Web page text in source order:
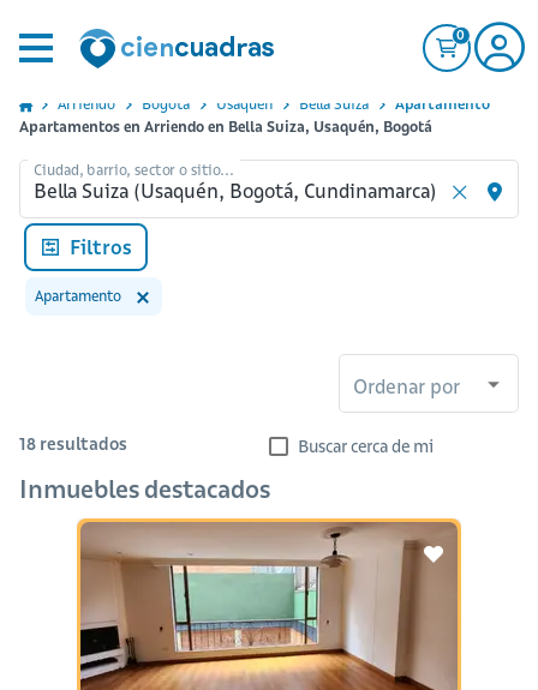
0
Arriendo Bogota Usaquen Bella Suiza
Apartamento
Apartamentos en Arriendo en Bella Suiza, Usaquén, Bogotá
Ciudad, barrio, sector o sitio...
Filtros
Apartamento
Ordenar por
18 resultados Buscar cerca de mi
Inmuebles destacados